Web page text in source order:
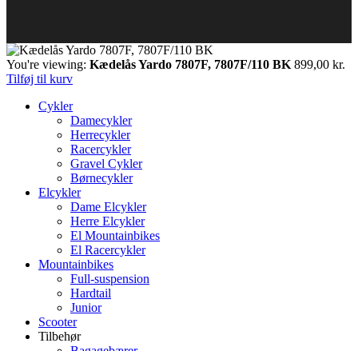
You're viewing: Kædelås Yardo 7807F, 7807F/110 BK 899,00 kr.
Tilføj til kurv
Cykler
Damecykler
Herrecykler
Racercykler
Gravel Cykler
Børnecykler
Elcykler
Dame Elcykler
Herre Elcykler
El Mountainbikes
El Racercykler
Mountainbikes
Full-suspension
Hardtail
Junior
Scooter
Tilbehør